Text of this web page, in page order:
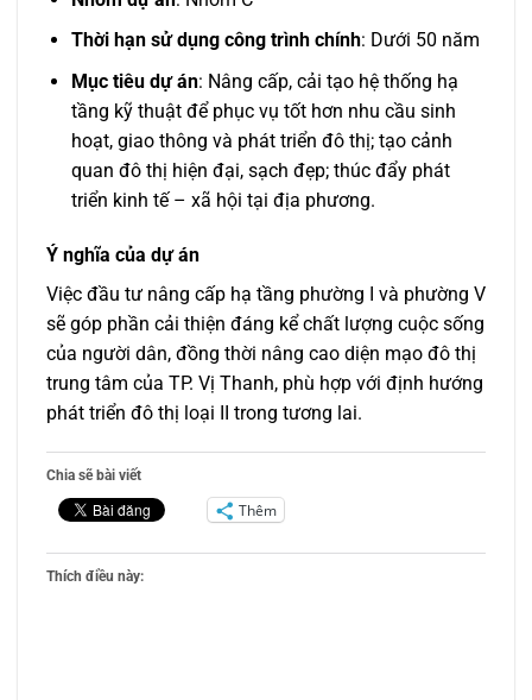
Thời hạn sử dụng công trình chính: Dưới 50 năm
Mục tiêu dự án: Nâng cấp, cải tạo hệ thống hạ
tầng kỹ thuật để phục vụ tốt hơn nhu cầu sinh
hoạt, giao thông và phát triển đô thị; tạo cảnh
quan đô thị hiện đại, sạch đẹp; thúc đẩy phát
triển kinh tế – xã hội tại địa phương.
Ý nghĩa của dự án
Việc đầu tư nâng cấp hạ tầng phường I và phường V
sẽ góp phần cải thiện đáng kể chất lượng cuộc sống
của người dân, đồng thời nâng cao diện mạo đô thị
trung tâm của TP. Vị Thanh, phù hợp với định hướng
phát triển đô thị loại II trong tương lai.
Chia sẽ bài viết
Thêm
Thích điều này: